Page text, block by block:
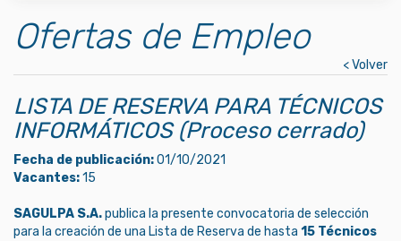
Ofertas de Empleo
< Volver
LISTA DE RESERVA PARA TÉCNICOS
INFORMÁTICOS (Proceso cerrado)
Fecha de publicación:01/10/2021
Vacantes:15
SAGULPA S.A.publica la presente convocatoria de selección
para la creación de una Lista de Reserva de hasta 15 Técnicos